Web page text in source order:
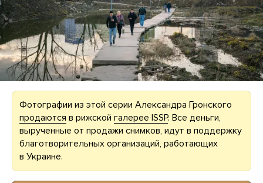
Фотографии из этой серии Александра Гронского
продаются в рижской галерее ISSP. Все деньги,
вырученные от продажи снимков, идут в поддержку
благотворительных организаций, работающих
в Украине.